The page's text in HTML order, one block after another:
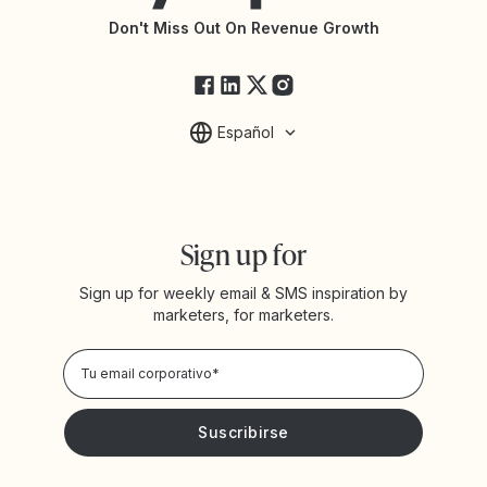
Estado de YotpoDon't Miss Out On Revenue Growth
Español
Sign up for
Sign up for weekly email & SMS inspiration by
marketers, for marketers.